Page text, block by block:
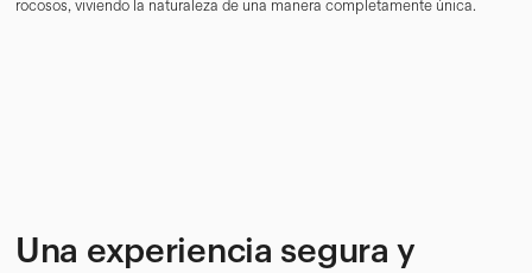
rocosos, viviendo la naturaleza de una manera completamente única.
Una experiencia segura y